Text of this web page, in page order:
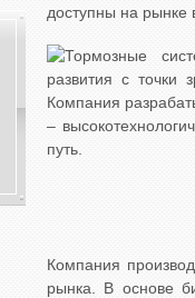
доступны на рынке
Тормозные
развития с точки
Компания
–
путь.
Компания
рынка. В основе